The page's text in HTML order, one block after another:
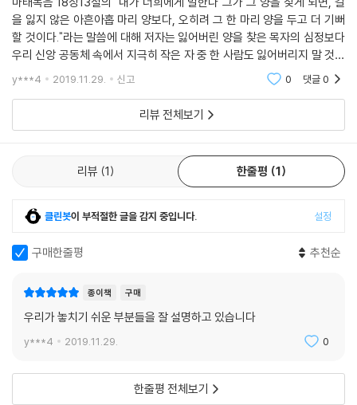
라'가 주제가 아니다
24. 마 12:15-21은 단순히 '상한 갈대를 꺾지 않는 주님'이 주제가 아니다
25. 마 13:18-23은 단순히 '30배, 60배, 100배의 열매 맺는 신앙'이 주제
26. 마 13:31-33은 단순히 '겨자씨 비유'가 주제가 아니다
27. 마 13:54-58은 단순히 '선지자가 고향에서 대접을 받지 못한다'가 주
제가 아니다
29. 마 15:21-31은 단순히 '수로보니게 여인의 믿음'이 주제가 아니다
30. 마 16:21-28은 단순히 '사탄아 네 뒤로 물러가라'가 주제가 아니다
31. 마 17:1-13은 단순히 '주님의 변화하심'이 주제가 아니다
32. 마 17:14-20은 단순히 '믿는 자에게 능치 못할 일이 없느니라'가 주제
가 아니다
33. 마 18:1-5은 단순히 '자신을 낮추는 자가 큰 자'가 주제가 아니다
가 아니다
35. 마 18:10-14은 단순히 '잃어버린 양을 찾아'에 관한 주제가 아니다
36. 마 19:16-30은 단순히 '부자가 하늘 나라에 들어가기가 어렵다'가 주
37. 마 20:1-16은 단순히 '나중 온 자의 심정으로'가 주제가 아니다
38. 마 21:1-11은 단순히 '예수님의 예루살렘 입성'이 주제가 아니다
을 잃지 않은 아흔아홉 마리 양보다, 오히려 그 한 마리 양을 두고 더 기뻐
할 것이다."라는 말씀에 대해 저자는 잃어버린 양을 찾은 목자의 심정보다
우리 신앙 공동체 속에서 지극히 작은 자 중 한 사람도 잃어버리지 말 것을
명하시는 예수님의 준엄한 가르침을 더 강조하고 있다. 왜냐하면 우리는
예수 그리스도
y***4 2019.11.29. 신고 0 댓글0
리뷰 전체보기
리뷰 1 한줄평 1
클린봇이 부적절한 글을 감지 중입니다. 설정
구매한줄평 추천순
종이책 구매
우리가 놓치기 쉬운 부분들을 잘 설명하고 있습니다
y***4 2019.11.29. 0
한줄평 전체보기